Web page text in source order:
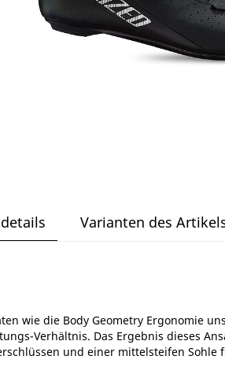
Varianten des
wie die Body Geometry Ergonomie
Verhältnis. Das Ergebnis dieses
und einer mittelsteifen